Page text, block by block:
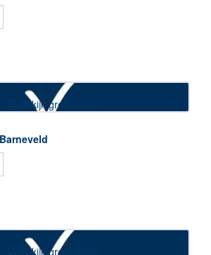
Bekijk grote foto's
Barneveld
Bekijk grote foto's